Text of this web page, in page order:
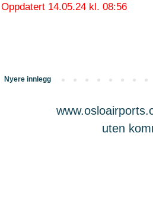
Oppdatert 14.05.24 kl. 08:56
Nyere innlegg
uten